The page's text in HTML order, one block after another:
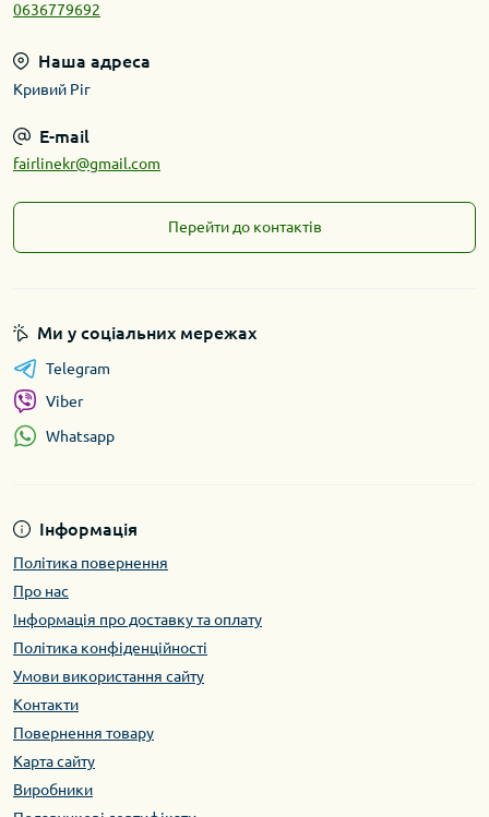
0636779692
Наша адреса
Кривий Ріг
E-mail
fairlinekr@gmail.com
Перейти до контактів
Інформація
Політика повернення
Про нас
Інформація про доставку та оплату
Політика конфіденційності
Умови використання сайту
Контакти
Повернення товару
Карта сайту
Виробники
Ми у соціальних мережах
Telegram
Viber
Whatsapp